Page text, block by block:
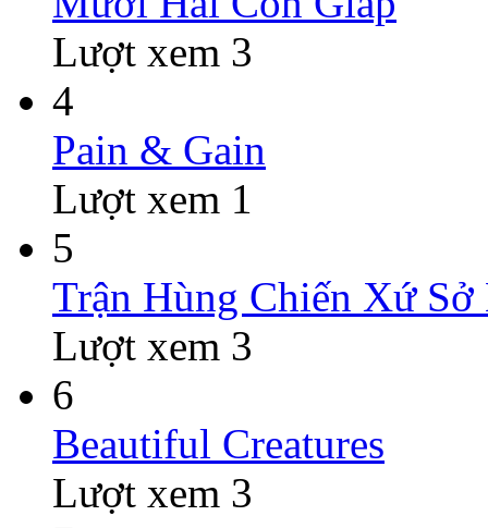
Lượt xem 3
4
Pain & Gain
Lượt xem 1
5
Trận Hùng Chiến Xứ Sở
Lượt xem 3
6
Beautiful Creatures
Lượt xem 3